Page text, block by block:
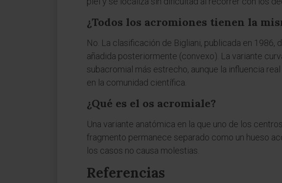
¿Todos los acromiones tienen la
No. La clasificación de Bigliani, publicada en
añadida posteriormente (convexo). La variante
subacromial más estrecho, aunque la influencia
en la comunidad científica.
¿Qué es el os acromiale?
Una variante anatómica en la que uno de los
fragmento permanece separado como un hueso
los casos no causa molestias.
Referencias